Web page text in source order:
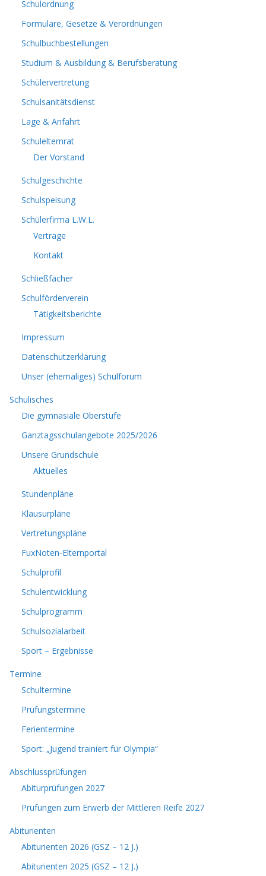
Schulordnung
Formulare, Gesetze & Verordnungen
Schulbuchbestellungen
Studium & Ausbildung & Berufsberatung
Schülervertretung
Schulsanitätsdienst
Lage & Anfahrt
Schulelternrat
Der Vorstand
Schulgeschichte
Schulspeisung
Schülerfirma L.W.L.
Verträge
Kontakt
Schließfächer
Schulförderverein
Tätigkeitsberichte
Impressum
Datenschutzerklärung
Unser (ehemaliges) Schulforum
Schulisches
Die gymnasiale Oberstufe
Ganztagsschulangebote 2025/2026
Unsere Grundschule
Aktuelles
Stundenpläne
Klausurpläne
Vertretungspläne
FuxNoten-Elternportal
Schulprofil
Schulentwicklung
Schulprogramm
Schulsozialarbeit
Sport – Ergebnisse
Termine
Schultermine
Prüfungstermine
Ferientermine
Sport: „Jugend trainiert für Olympia“
Abschlussprüfungen
Abiturprüfungen 2027
Prüfungen zum Erwerb der Mittleren Reife 2027
Abiturienten
Abiturienten 2026 (GSZ – 12 J.)
Abiturienten 2025 (GSZ – 12 J.)